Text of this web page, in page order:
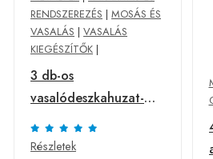
RENDSZEREZÉS | MOSÁS ÉS
VASALÁS | VASALÁS
KIEGÉSZÍTŐK |
3 db-os
vasalódeszkahuzat-
feszítő szett - Metaltex
Részletek